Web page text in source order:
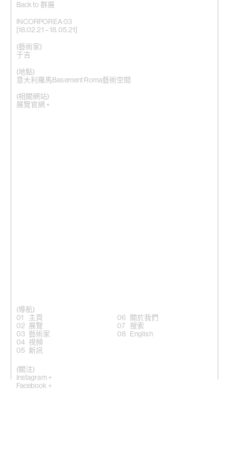
Back to 群展
INCORPOREA 03
[18.02.21 – 18.05.21]
(藝術家)
于吉
(地點)
意大利羅馬Basement Roma藝術空間
(相關網站)
展覽官網 +
(導航)
主頁
展覽
藝術家
視頻
新訊
關於我們
搜索
English
(關注)
Instagram +
Facebook +